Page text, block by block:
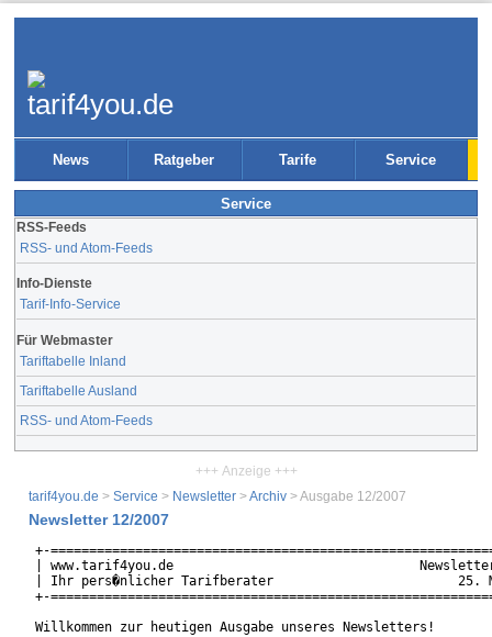
News Ratgeber Tarife Service
Service
RSS-Feeds
RSS- und Atom-Feeds
Info-Dienste
Tarif-Info-Service
Für Webmaster
Tariftabelle Inland
Tariftabelle Ausland
RSS- und Atom-Feeds
+++ Anzeige +++
tarif4you.de > Service > Newsletter >Archiv > Ausgabe 12/2007
Newsletter 12/2007
+-
| www.tarif4you.de                                Newsletter
| Ihr pers�nlicher Tarifberater                        25.
+-
Willkommen zur heutigen Ausgabe unseres Newsletters!